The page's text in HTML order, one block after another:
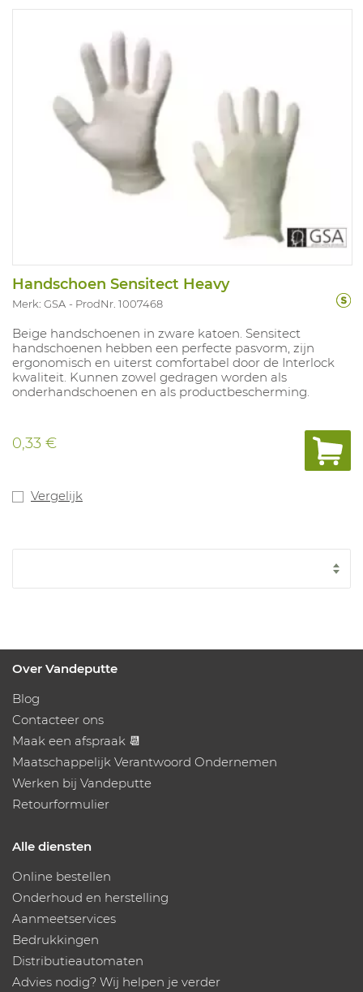
Handschoen Sensitect Heavy
Merk: GSA ProdNr. 1007468
Beige handschoenen in zware katoen. Sensitect
handschoenen hebben een perfecte pasvorm, zijn
ergonomisch en uiterst comfortabel door de Interlock
kwaliteit. Kunnen zowel gedragen worden als
onderhandschoenen en als productbescherming.
0,33 €
Vergelijk
Over Vandeputte
Blog
Contacteer ons
Maak een afspraak 📆
Maatschappelijk Verantwoord Ondernemen
Werken bij Vandeputte
Retourformulier
Alle diensten
Online bestellen
Onderhoud en herstelling
Aanmeetservices
Bedrukkingen
Distributieautomaten
Advies nodig? Wij helpen je verder